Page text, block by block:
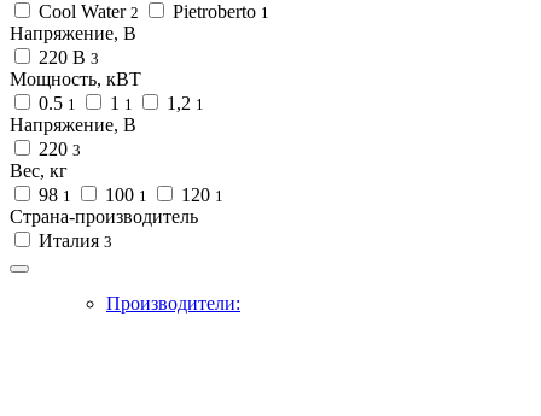
Cool Water 2 Pietroberto 1
Напряжение, В
220 В 3
Мощность, кВТ
0.5 1 1 1 1,2 1
Напряжение, В
220 3
Вес, кг
98 1 100 1 120 1
Страна-производитель
Италия 3
Производители: